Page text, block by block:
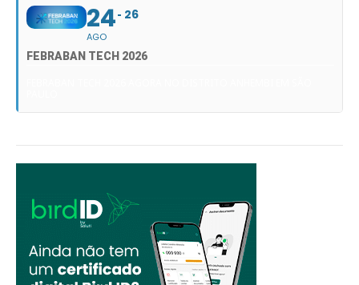
24
AGO
26
FEBRABAN TECH 2026